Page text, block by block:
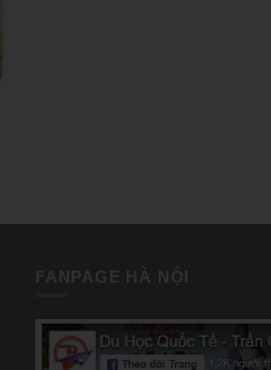
FANPAGE HÀ NỘI